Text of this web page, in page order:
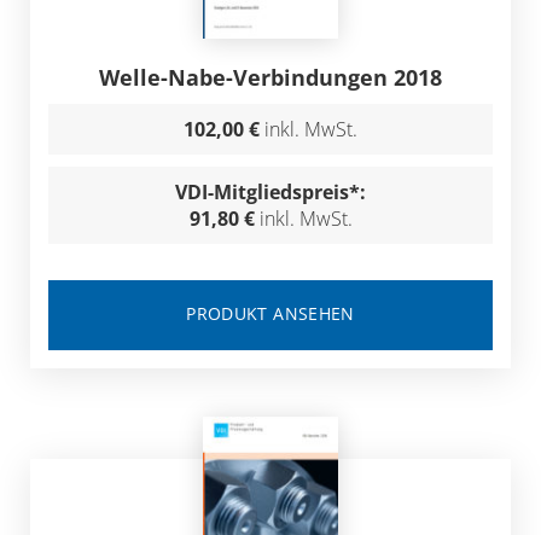
Welle-Nabe-Verbindungen 2018
102,00 € inkl. MwSt.
VDI-Mitgliedspreis*:
91,80 € inkl. MwSt.
PRODUKT ANSEHEN